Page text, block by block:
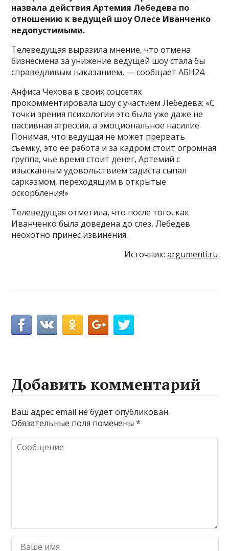
назвала действия Артемия Лебедева по
отношению к ведущей шоу Олесе Иванченко
недопустимыми.
Телеведущая выразила мнение, что отмена
бизнесмена за унижение ведущей шоу стала бы
справедливым наказанием, — сообщает АБН24.
Анфиса Чехова в своих соцсетях
прокомментировала шоу с участием Лебедева: «С
точки зрения психологии это была уже даже не
пассивная агрессия, а эмоциональное насилие.
Понимая, что ведущая не может прервать
съемку, это ее работа и за кадром стоит огромная
группа, чье время стоит денег, Артемий с
изысканным удовольствием садиста сыпал
сарказмом, переходящим в открытые
оскорбления!»
Телеведущая отметила, что после того, как
Иванченко была доведена до слез, Лебедев
неохотно принес извинения.
Источник: argumenti.ru
Добавить комментарий
Ваш адрес email не будет опубликован.
Обязательные поля помечены*